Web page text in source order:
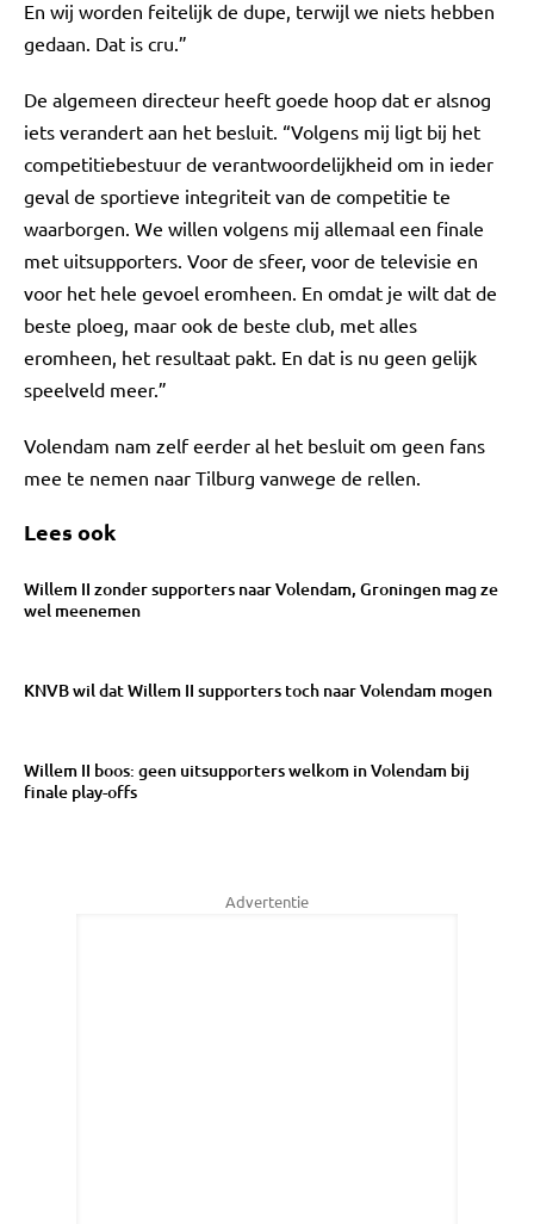
En wij worden feitelijk de dupe, terwijl we niets hebben
gedaan. Dat is cru.”
De algemeen directeur heeft goede hoop dat er alsnog
iets verandert aan het besluit. “Volgens mij ligt bij het
competitiebestuur de verantwoordelijkheid om in ieder
geval de sportieve integriteit van de competitie te
waarborgen. We willen volgens mij allemaal een finale
met uitsupporters. Voor de sfeer, voor de televisie en
voor het hele gevoel eromheen. En omdat je wilt dat de
beste ploeg, maar ook de beste club, met alles
eromheen, het resultaat pakt. En dat is nu geen gelijk
speelveld meer.”
Volendam nam zelf eerder al het besluit om geen fans
mee te nemen naar Tilburg vanwege de rellen.
Lees ook
Willem II zonder supporters naar Volendam, Groningen mag ze
wel meenemen
KNVB wil dat Willem II supporters toch naar Volendam mogen
Willem II boos: geen uitsupporters welkom in Volendam bij
finale play-offs
Advertentie